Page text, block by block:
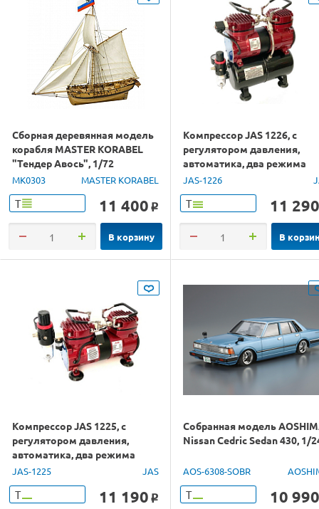
Сборная деревянная модель
корабля MASTER KORABEL
"Тендер Авось", 1/72
MK0303 MASTER KORABEL
Т 11 400 o
В корзину
Компрессор JAS 1226, с
регулятором давления,
автоматика, два режима
работы, ресивер, два
цилиндра
JAS-1226
Т 11 290
В
Компрессор JAS 1225, с
регулятором давления,
автоматика, два режима
работы, два цилиндра
JAS-1225 JAS
Т 11 190 o
Собранная модель
Nissan Cedric Sedan 430, 1/
AOS-6308-SOBR
Т 10 990